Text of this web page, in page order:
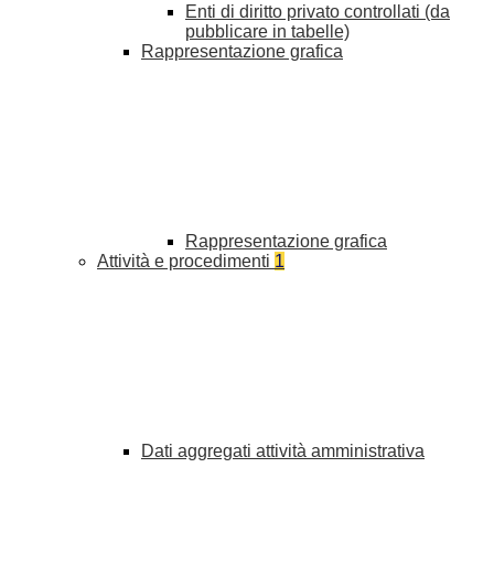
Enti di diritto privato controllati (da
pubblicare in tabelle)
Rappresentazione grafica
Rappresentazione grafica
Attività e procedimenti 1
Dati aggregati attività amministrativa